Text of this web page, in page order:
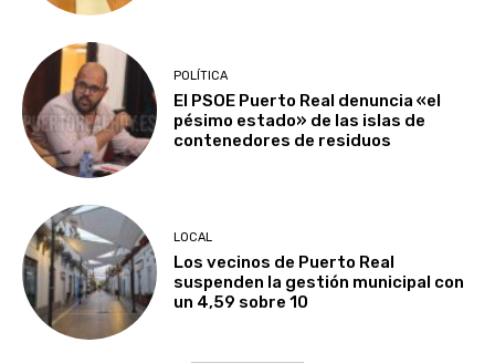
POLÍTICA
El PSOE Puerto Real denuncia «el
pésimo estado» de las islas de
contenedores de residuos
LOCAL
Los vecinos de Puerto Real
suspenden la gestión municipal con
un 4,59 sobre 10